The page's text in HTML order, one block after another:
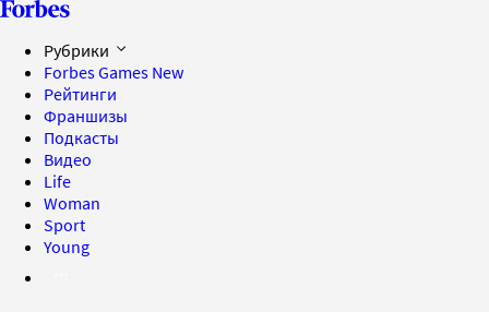
Рубрики
Forbes Games New
Рейтинги
Франшизы
Подкасты
Видео
Life
Woman
Sport
Young